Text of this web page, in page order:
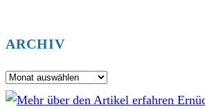
ARCHIV
Archiv